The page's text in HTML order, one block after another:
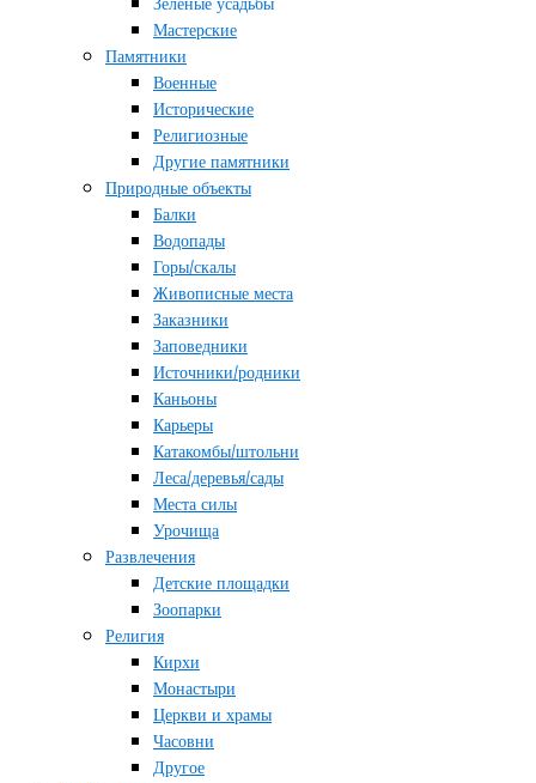
Зеленые усадьбы
Мастерские
Памятники
Военные
Исторические
Религиозные
Другие памятники
Природные объекты
Балки
Водопады
Горы/скалы
Живописные места
Заказники
Заповедники
Источники/родники
Каньоны
Карьеры
Катакомбы/штольни
Леса/деревья/сады
Места силы
Урочища
Развлечения
Детские площадки
Зоопарки
Религия
Кирхи
Монастыри
Церкви и храмы
Часовни
Другое